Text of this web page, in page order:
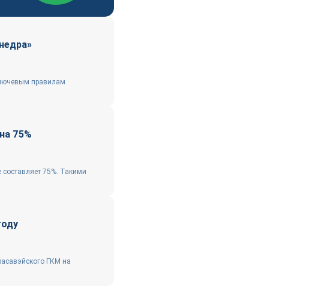
правилам
75%
составляет 75%. Такими
ГКМ на